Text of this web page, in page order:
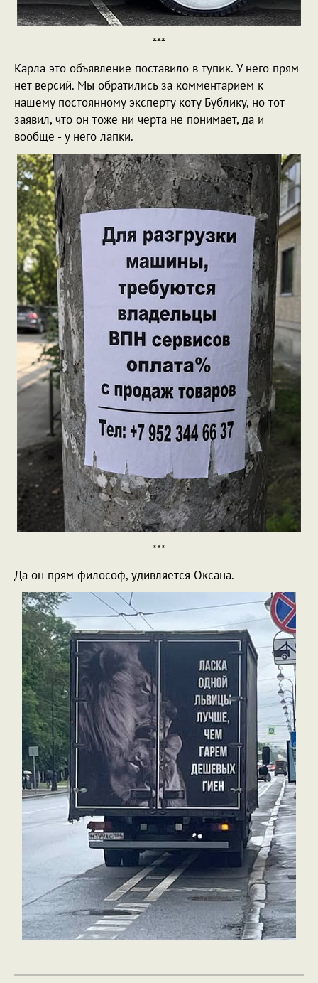
***
Карла это объявление поставило в тупик. У него прям
нет версий. Мы обратились за комментарием к
нашему постоянному эксперту коту Бублику, но тот
заявил, что он тоже ни черта не понимает, да и
вообще - у него лапки.
***
Да он прям философ, удивляется Оксана.